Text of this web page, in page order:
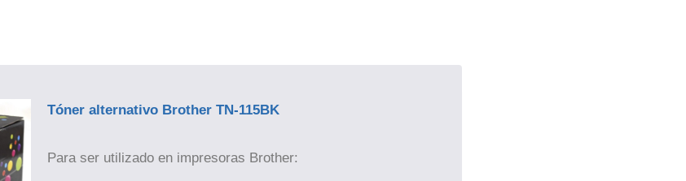
Tóner alternativo Brother TN-115BK
Para ser utilizado en impresoras Brother: